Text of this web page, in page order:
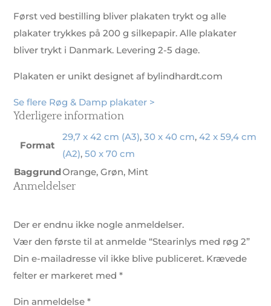
Først ved bestilling bliver plakaten trykt og alle
plakater trykkes på 200 g silkepapir. Alle plakater
bliver trykt i Danmark. Levering 2-5 dage.
Plakaten er unikt designet af bylindhardt.com
Se flere Røg & Damp plakater >
Yderligere information
Format
29,7 x 42 cm (A3),30 x 40 cm,42 x 59,4 cm
(A2),50 x 70 cm
BaggrundOrange, Grøn, Mint
Anmeldelser
Der er endnu ikke nogle anmeldelser.
Vær den første til at anmelde “Stearinlys med røg 2”
Din e-mailadresse vil ikke blive publiceret. Krævede
felter er markeret med*
Din anmeldelse*